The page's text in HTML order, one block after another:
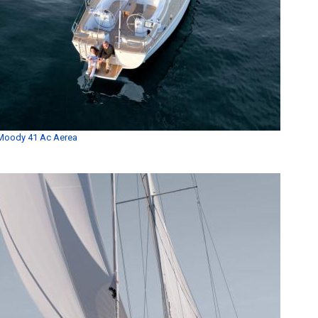
41 Ac Aerea